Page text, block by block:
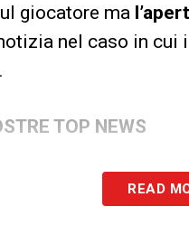
giocatore ma
nel caso in cui
TOP NEWS
READ